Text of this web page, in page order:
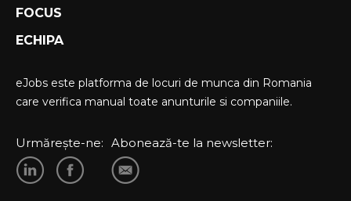
FOCUS
ECHIPA
eJobs este platforma de locuri de munca din Romania
care verifica manual toate anunturile si companiile.
Urmărește-ne: Abonează-te la newsletter: